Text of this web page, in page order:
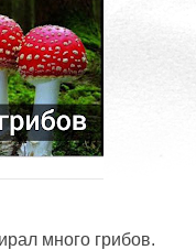
много грибов.